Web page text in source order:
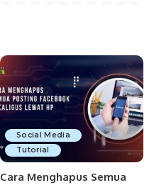
Social Media
Tutorial
Cara Menghapus Semua